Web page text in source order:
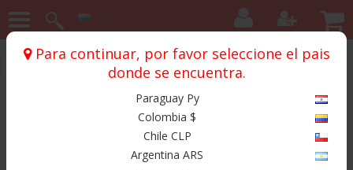
Inicio Ruedas Matter Matter Mi3
Productos
Para continuar, por favor seleccione el pais
donde se encuentra.
Paraguay Py
Colombia $
Chile CLP
Argentina ARS